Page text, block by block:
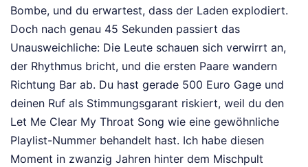
Bombe, und du erwartest, dass der Laden explodiert.
Doch nach genau 45 Sekunden passiert das
Unausweichliche: Die Leute schauen sich verwirrt an,
der Rhythmus bricht, und die ersten Paare wandern
Richtung Bar ab. Du hast gerade 500 Euro Gage und
deinen Ruf als Stimmungsgarant riskiert, weil du den
Let Me Clear My Throat Song wie eine gewöhnliche
Playlist-Nummer behandelt hast. Ich habe diesen
Moment in zwanzig Jahren hinter dem Mischpult